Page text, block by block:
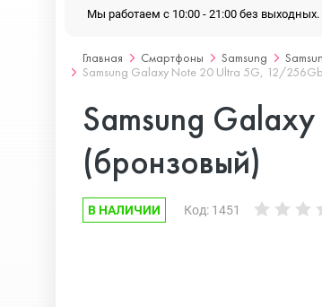
Blackview
Doogee
Google Pixel
Мы работаем с 10:00 - 21:00 без
Главная Смартфоны Samsung
Samsung Galaxy Note 20 Ultra 5G, 12/
Samsung
(бронзовый)
В НАЛИЧИИ Код: 1451